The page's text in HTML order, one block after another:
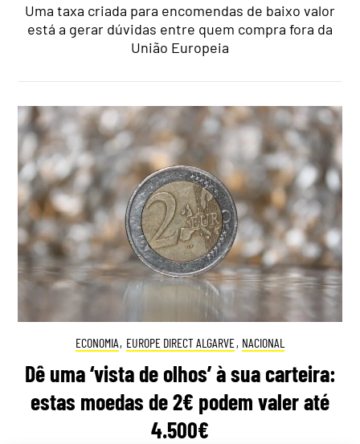
Uma taxa criada para encomendas de baixo valor
está a gerar dúvidas entre quem compra fora da
União Europeia
ECONOMIA, EUROPE DIRECT ALGARVE, NACIONAL
Dê uma ‘vista de olhos’ à sua carteira:
estas moedas de 2€ podem valer até
4.500€